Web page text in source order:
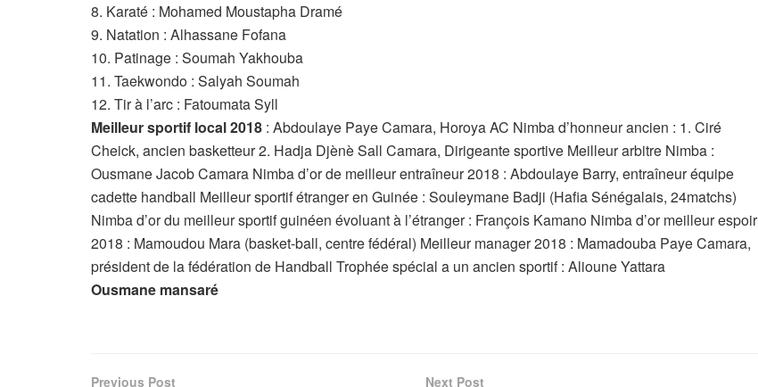
8. Karaté : Mohamed Moustapha Dramé
9. Natation : Alhassane Fofana
10. Patinage : Soumah Yakhouba
11. Taekwondo : Salyah Soumah
12. Tir à l’arc : Fatoumata Syll
Meilleur sportif local 2018 : Abdoulaye Paye Camara, Horoya AC Nimba d’honneur ancien : 1. Ciré
Cheick, ancien basketteur 2. Hadja Djènè Sall Camara, Dirigeante sportive Meilleur arbitre Nimba :
Ousmane Jacob Camara Nimba d’or de meilleur entraîneur 2018 : Abdoulaye Barry, entraîneur équipe
cadette handball Meilleur sportif étranger en Guinée : Souleymane Badji (Hafia Sénégalais, 24matchs)
Nimba d’or du meilleur sportif guinéen évoluant à l’étranger : François Kamano Nimba d’or meilleur espoir
2018 : Mamoudou Mara (basket-ball, centre fédéral) Meilleur manager 2018 : Mamadouba Paye Camara,
président de la fédération de Handball Trophée spécial a un ancien sportif : Alioune Yattara
Ousmane mansaré
Previous Post Next Post